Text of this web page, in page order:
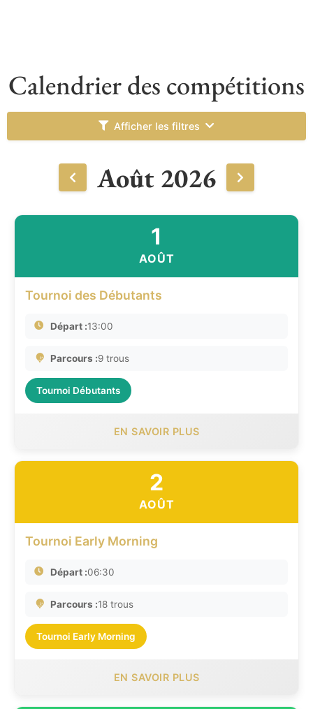
Calendrier des compétitions
Afficher les filtres
Août 2026
1
AOÛT
Tournoi des Débutants
Départ :13:00
Parcours :9 trous
Tournoi Débutants
EN SAVOIR PLUS
2
AOÛT
Tournoi Early Morning
Départ :06:30
Parcours :18 trous
Tournoi Early Morning
EN SAVOIR PLUS